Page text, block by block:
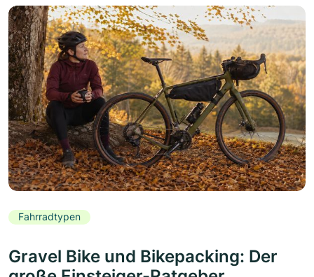
Fahrradtypen
Gravel Bike und Bikepacking: Der